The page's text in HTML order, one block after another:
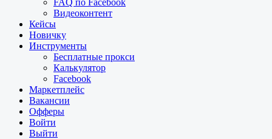
FAQ по Facebook
Видеоконтент
Кейсы
Новичку
Инструменты
Бесплатные прокси
Калькулятор
Facebook
Маркетплейс
Вакансии
Офферы
Войти
Выйти